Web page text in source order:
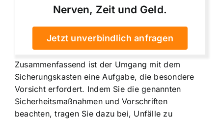
Nerven, Zeit und Geld.
Jetzt unverbindlich anfragen
Zusammenfassend ist der Umgang mit dem
Sicherungskasten eine Aufgabe, die besondere
Vorsicht erfordert. Indem Sie die genannten
Sicherheitsmaßnahmen und Vorschriften
beachten, tragen Sie dazu bei, Unfälle zu